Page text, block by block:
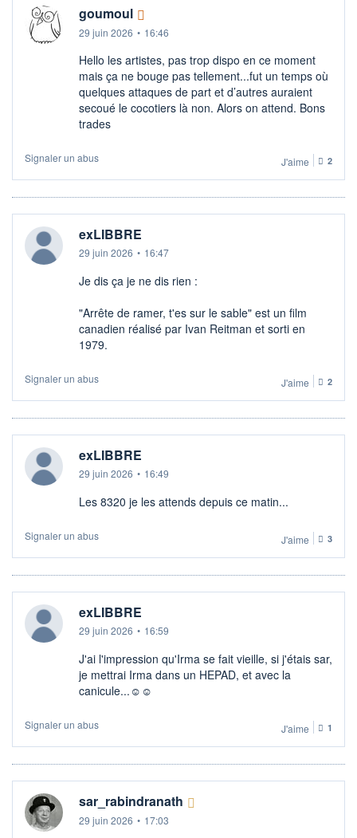
goumoul
29 juin 2026 • 16:46
Hello les artistes, pas trop dispo en ce moment
mais ça ne bouge pas tellement...fut un temps où
quelques attaques de part et d’autres auraient
secoué le cocotiers là non. Alors on attend. Bons
trades
Signaler un abus J'aime 2
exLIBBRE
29 juin 2026 • 16:47
Je dis ça je ne dis rien :
"Arrête de ramer, t'es sur le sable" est un film
canadien réalisé par Ivan Reitman et sorti en
1979.
Signaler un abus J'aime 2
exLIBBRE
29 juin 2026 • 16:49
Les 8320 je les attends depuis ce matin...
Signaler un abus J'aime 3
exLIBBRE
29 juin 2026 • 16:59
J'ai l'impression qu'Irma se fait vieille, si j'étais sar,
je mettrai Irma dans un HEPAD, et avec la
canicule...☺​☺
Signaler un abus J'aime 1
sar_rabindranath
29 juin 2026 • 17:03